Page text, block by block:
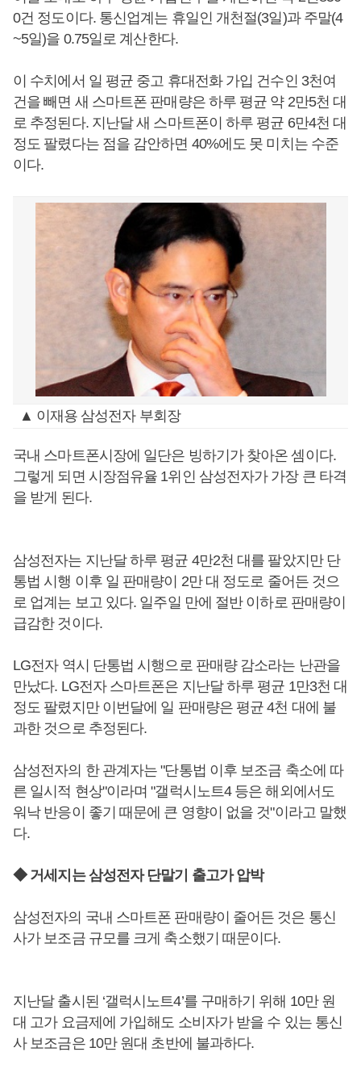
0건 정도이다. 통신업계는 휴일인 개천절(3일)과 주말(4
~5일)을 0.75일로 계산한다.
이 수치에서 일 평균 중고 휴대전화 가입 건수인 3천여
건을 빼면 새 스마트폰 판매량은 하루 평균 약 2만5천 대
로 추정된다. 지난달 새 스마트폰이 하루 평균 6만4천 대
정도 팔렸다는 점을 감안하면 40%에도 못 미치는 수준
이다.
▲ 이재용 삼성전자 부회장
국내 스마트폰시장에 일단은 빙하기가 찾아온 셈이다.
그렇게 되면 시장점유율 1위인 삼성전자가 가장 큰 타격
을 받게 된다.
삼성전자는 지난달 하루 평균 4만2천 대를 팔았지만 단
통법 시행 이후 일 판매량이 2만 대 정도로 줄어든 것으
로 업계는 보고 있다. 일주일 만에 절반 이하로 판매량이
급감한 것이다.
LG전자 역시 단통법 시행으로 판매량 감소라는 난관을
만났다. LG전자 스마트폰은 지난달 하루 평균 1만3천 대
정도 팔렸지만 이번달에 일 판매량은 평균 4천 대에 불
과한 것으로 추정된다.
삼성전자의 한 관계자는 "단통법 이후 보조금 축소에 따
른 일시적 현상"이라며 "갤럭시노트4 등은 해외에서도
워낙 반응이 좋기 때문에 큰 영향이 없을 것"이라고 말했
다.
◆ 거세지는 삼성전자 단말기 출고가 압박
삼성전자의 국내 스마트폰 판매량이 줄어든 것은 통신
사가 보조금 규모를 크게 축소했기 때문이다.
지난달 출시된 ‘갤럭시노트4’를 구매하기 위해 10만 원
대 고가 요금제에 가입해도 소비자가 받을 수 있는 통신
사 보조금은 10만 원대 초반에 불과하다.